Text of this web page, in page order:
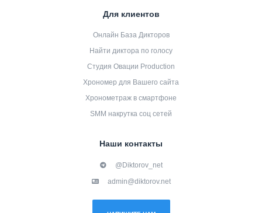
Для клиентов
Онлайн База Дикторов
Найти диктора по голосу
Студия Овации Production
Хрономер для Вашего сайта
Хронометраж в смартфоне
SMM накрутка соц сетей
Наши контакты
@Diktorov_net
admin@diktorov.net